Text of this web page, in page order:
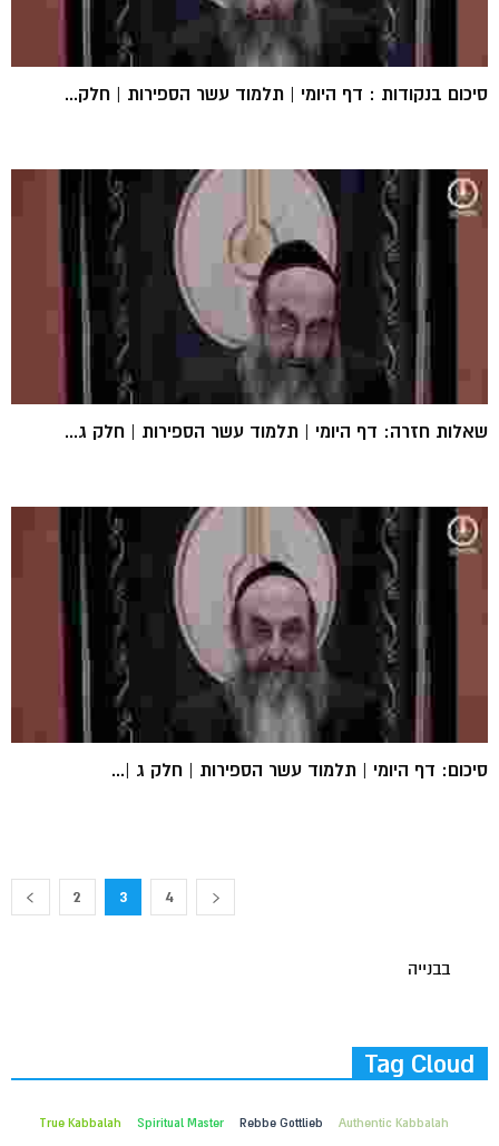
סיכום בנקודות : דף היומי | תלמוד עשר הספירות | חלק...
שאלות חזרה: דף היומי | תלמוד עשר הספירות | חלק ג...
סיכום: דף היומי | תלמוד עשר הספירות | חלק ג |...
2 3 4
בבנייה
Tag Cloud
Authentic Kabbalah
Rebbe Gottlieb
Spiritual Master
True Kabbalah